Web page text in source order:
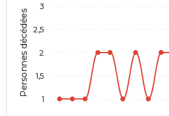
Personnes décédées
1
1,5
2
2,5
3